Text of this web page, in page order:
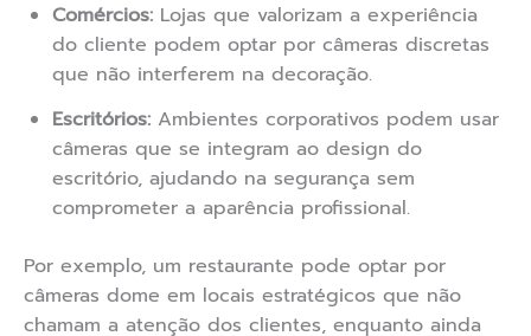
Comércios: Lojas que valorizam a experiência
do cliente podem optar por câmeras discretas
que não interferem na decoração.
Escritórios: Ambientes corporativos podem usar
câmeras que se integram ao design do
escritório, ajudando na segurança sem
comprometer a aparência profissional.
Por exemplo, um restaurante pode optar por
câmeras dome em locais estratégicos que não
chamam a atenção dos clientes, enquanto ainda